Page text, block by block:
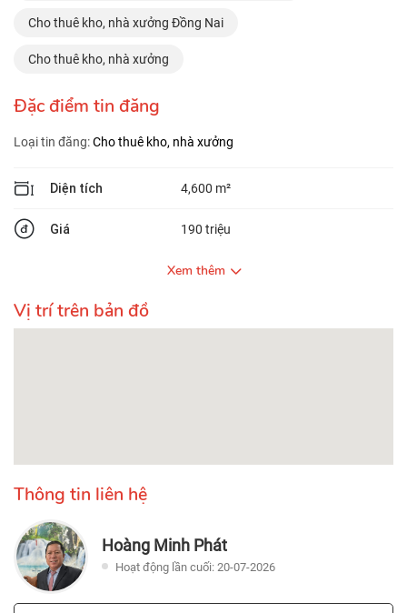
Cho thuê kho, nhà xưởng Đồng Nai
Cho thuê kho, nhà xưởng
Đặc điểm tin đăng
Loại tin đăng:Cho thuê kho, nhà xưởng
Diện tích 4,600 m²
Giá 190 triệu
Xem thêm
Vị trí trên bản đồ
Thông tin liên hệ
Hoàng Minh Phát
Hoạt động lần cuối: 20-07-2026